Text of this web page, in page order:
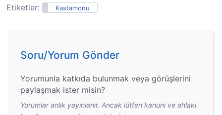
Etiketler:
Kastamonu
Soru/Yorum Gönder
Yorumunla katkıda bulunmak veya görüşlerini
paylaşmak ister misin?
Yorumlar anlık yayınlanır. Ancak lütfen kanuni ve ahlaki